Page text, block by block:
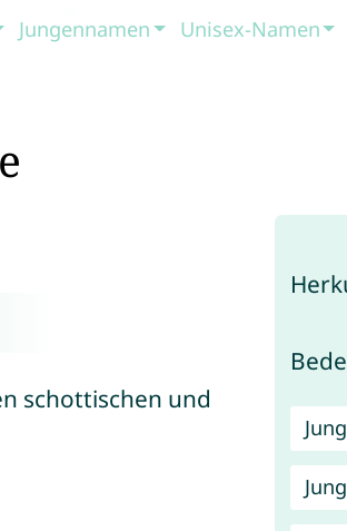
Jungennamen Unisex-Namen
schottischen und